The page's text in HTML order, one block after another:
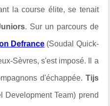
la course élite, se tenait
. Sur un parcours de
Defrance (Soudal Quick-
Sèvres, s'est imposé. Il a
d'échappée. Tijs
Development Team) prend